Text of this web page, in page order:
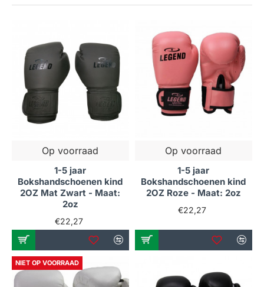
Op voorraad
1-5 jaar
Bokshandschoenen kind
2OZ Mat Zwart - Maat:
2oz
€22,27
Op voorraad
1-5 jaar
Bokshandschoenen kind
2OZ Roze - Maat: 2oz
€22,27
NIET OP VOORRAAD